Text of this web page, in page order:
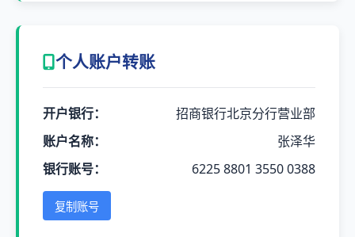
个人账户转账
开户银行：
招商银行北京分行营业部
账户名称：
张泽华
银行账号：
6225 8801 3550 0388
复制账号